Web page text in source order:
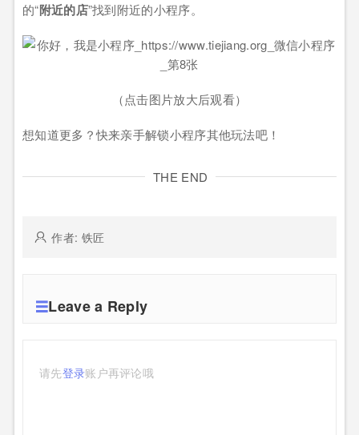
的“附近的店”找到附近的小程序。
（点击图片放大后观看）
想知道更多？快来亲手解锁小程序其他玩法吧！
THE END
作者: 铁匠
Leave a Reply
请先登录账户再评论哦